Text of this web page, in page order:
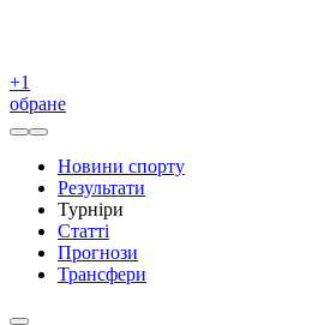
+1
обране
Новини спорту
Результати
Турніри
Статті
Прогнози
Трансфери